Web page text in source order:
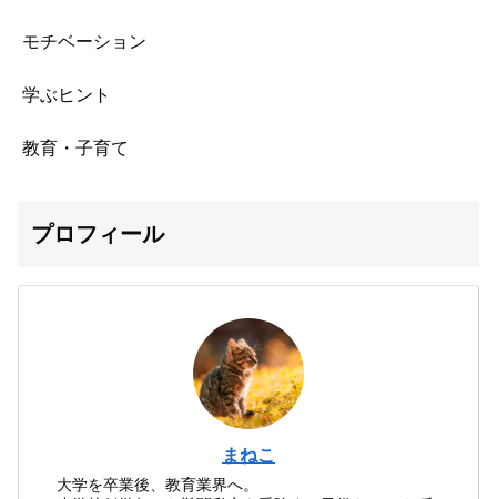
モチベーション
学ぶヒント
教育・子育て
プロフィール
まねこ
大学を卒業後、教育業界へ。